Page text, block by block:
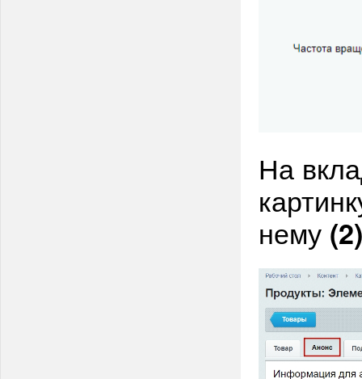
На
нему (2)